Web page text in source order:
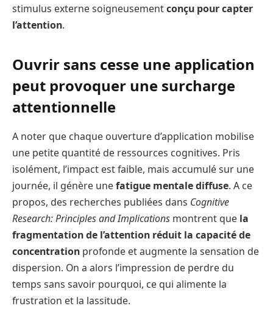
stimulus externe soigneusementconçu pour capter
l’attention.
Ouvrir sans cesse une application
peut provoquer une surcharge
attentionnelle
A noter que chaque ouverture d’application mobilise
une petite quantité de ressources cognitives. Pris
isolément, l’impact est faible, mais accumulé sur une
journée, il génère unefatigue mentale diffuse. A ce
propos, des recherches publiées dans Cognitive
Research: Principles and Implications montrent que la
fragmentation de l’attention réduit la capacité de
concentration profonde et augmente la sensation de
dispersion. On a alors l’impression de perdre du
temps sans savoir pourquoi, ce qui alimente la
frustration et la lassitude.